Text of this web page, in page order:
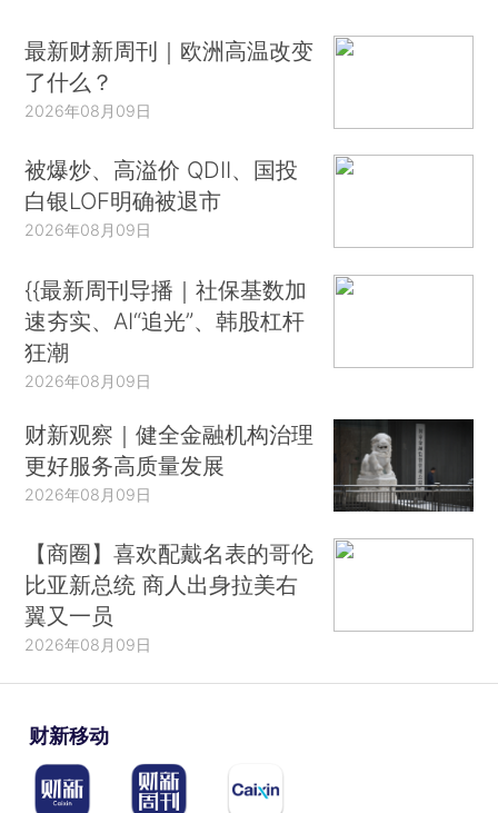
最新财新周刊｜欧洲高温改变
了什么？
2026年08月09日
被爆炒、高溢价 QDII、国投
白银LOF明确被退市
2026年08月09日
{{最新周刊导播｜社保基数加
速夯实、AI“追光”、韩股杠杆
狂潮
2026年08月09日
财新观察｜健全金融机构治理
更好服务高质量发展
2026年08月09日
【商圈】喜欢配戴名表的哥伦
比亚新总统 商人出身拉美右
翼又一员
2026年08月09日
财新移动